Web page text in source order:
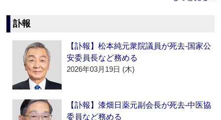
訃報
【訃報】松本純元衆院議員が死去‐国家公
安委員長など務める
2026年03月19日 (木)
【訃報】漆畑日薬元副会長が死去‐中医協
委員など務める